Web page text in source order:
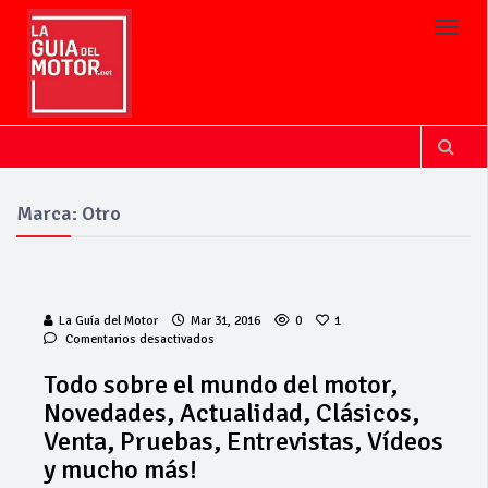
Marca: Otro
La Guía del Motor Mar 31, 2016 0
1
Comentarios desactivados
el
mundo
del
motor,
Todo sobre el mundo del motor,
Novedades, Actualidad, Clásicos,
Venta, Pruebas, Entrevistas, Vídeos
y mucho más!